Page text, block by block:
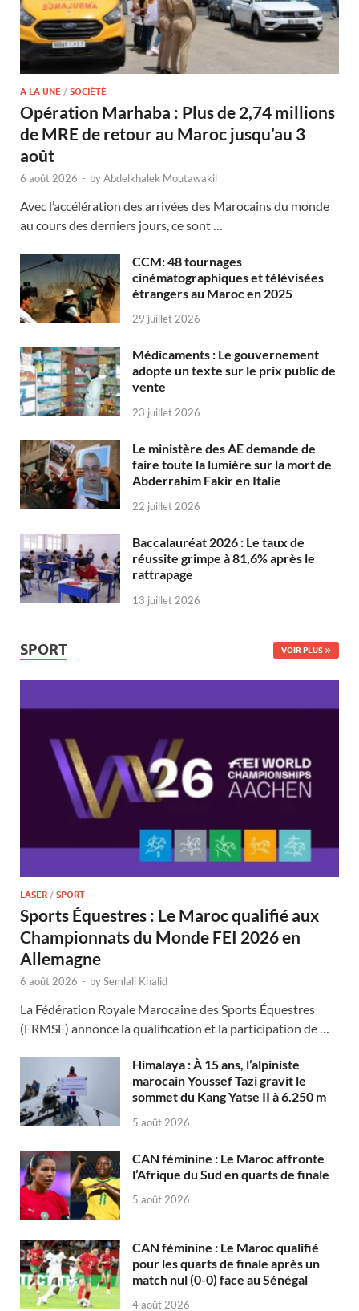
A LA UNE / SOCIÉTÉ
Opération Marhaba : Plus de 2,74 millions
de MRE de retour au Maroc jusqu’au 3
août
6 août 2026 - byAbdelkhalek Moutawakil
Avec l’accélération des arrivées des Marocains du monde
au cours des derniers jours, ce sont …
CCM: 48 tournages
cinématographiques et télévisées
étrangers au Maroc en 2025
29 juillet 2026
Médicaments : Le gouvernement
adopte un texte sur le prix public de
vente
23 juillet 2026
Le ministère des AE demande de
faire toute la lumière sur la mort de
Abderrahim Fakir en Italie
22 juillet 2026
Baccalauréat 2026 : Le taux de
réussite grimpe à 81,6% après le
rattrapage
13 juillet 2026
SPORT VOIR PLUS
LASER / SPORT
Sports Équestres : Le Maroc qualifié aux
Championnats du Monde FEI 2026 en
Allemagne
6 août 2026 - bySemlali Khalid
La Fédération Royale Marocaine des Sports Équestres
(FRMSE) annonce la qualification et la participation de …
Himalaya : À 15 ans, l’alpiniste
marocain Youssef Tazi gravit le
sommet du Kang Yatse II à 6.250 m
5 août 2026
CAN féminine : Le Maroc affronte
l’Afrique du Sud en quarts de finale
5 août 2026
CAN féminine : Le Maroc qualifié
pour les quarts de finale après un
match nul (0-0) face au Sénégal
4 août 2026